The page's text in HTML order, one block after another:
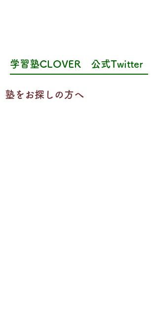
学習塾CLOVER 公式Twitter
​塾をお探しの方へ